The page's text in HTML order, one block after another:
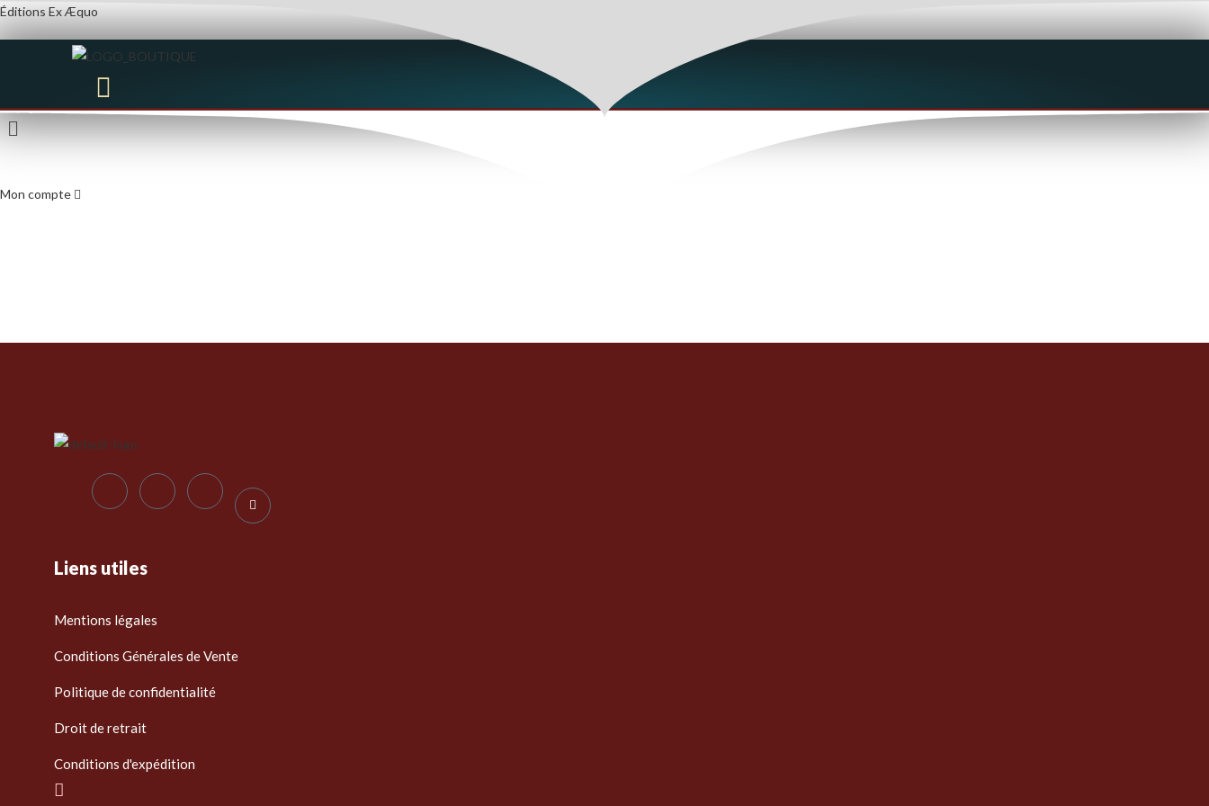
Skip
Éditions Ex Æquo
Menu
Mon compte
Liens utiles
Mentions légales
Conditions Générales de Vente
Politique de confidentialité
Droit de retrait
Conditions d'expédition